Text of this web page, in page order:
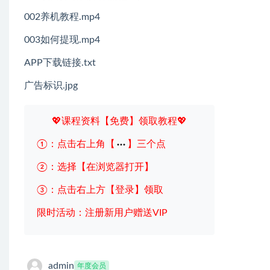
002养机教程.mp4
003如何提现.mp4
APP下载链接.txt
广告标识.jpg
💖课程资料【免费】领取教程💖
①：点击右上角【 】三个点
②：选择【在浏览器打开】
③：点击右上方【登录】领取
限时活动：注册新用户赠送VIP
admin 年度会员